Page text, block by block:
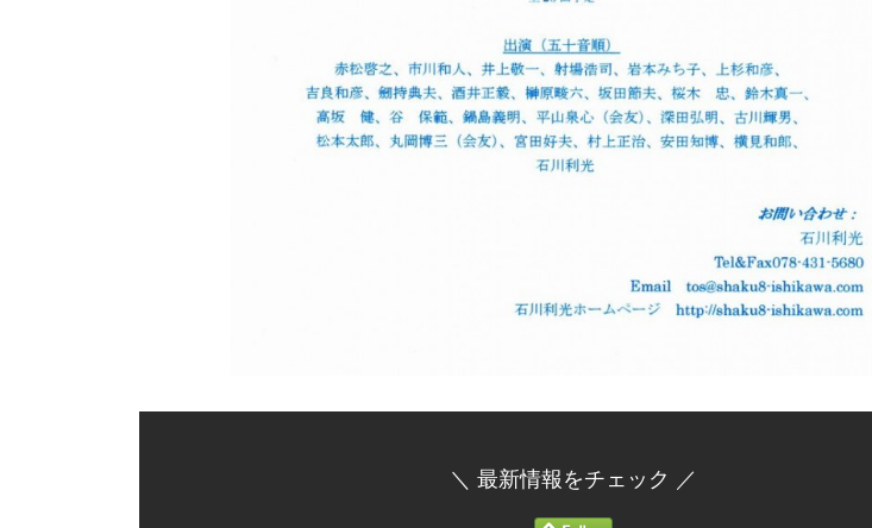
＼ 最新情報をチェック ／